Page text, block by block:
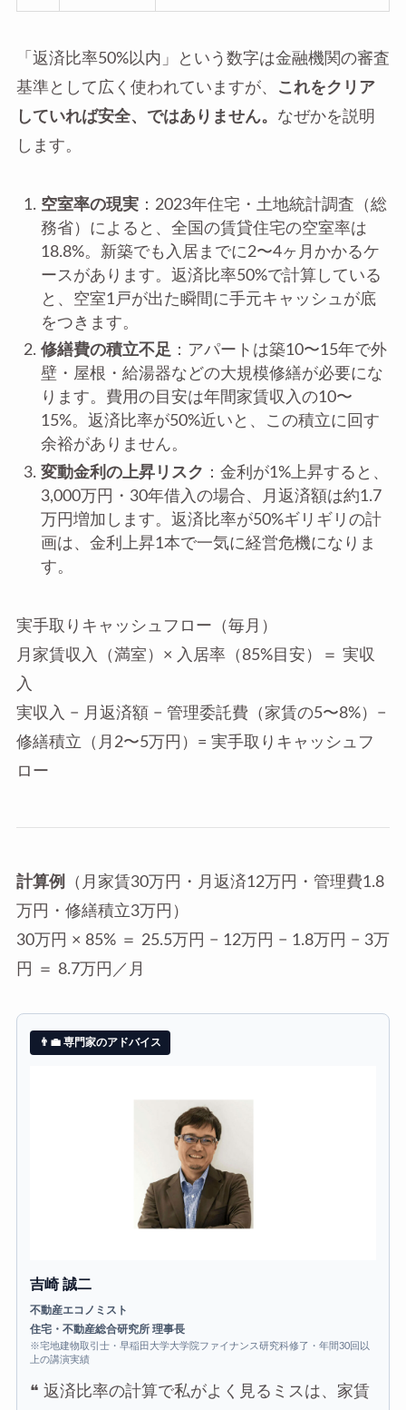
「返済比率50%以内」という数字は金融機関の審査
基準として広く使われていますが、
これをクリア
していれば安全、ではありません。 なぜかを説明
します。
空室率の現実：2023年住宅・土地統計調査（総
務省）によると、全国の賃貸住宅の空室率は
18.8%。新築でも入居までに2〜4ヶ月かかるケ
ースがあります。返済比率50%で計算している
と、空室1戸が出た瞬間に手元キャッシュが底
をつきます。
修繕費の積立不足：アパートは築10〜15年で外
壁・屋根・給湯器などの大規模修繕が必要にな
ります。費用の目安は年間家賃収入の10〜
15%。返済比率が50%近いと、この積立に回す
余裕がありません。
変動金利の上昇リスク ：金利が1%上昇すると、
3,000万円・30年借入の場合、月返済額は約1.7
万円増加します。返済比率が50%ギリギリの計
画は、金利上昇1本で一気に経営危機になりま
す。
実手取りキャッシュフロー（毎月）
月家賃収入（満室）× 入居率（85%目安）＝ 実収
入
実収入 − 月返済額 − 管理委託費（家賃の5〜8%）−
修繕積立（月2〜5万円）= 実手取りキャッシュフ
ロー
計算例
（月家賃30万円・月返済12万円・管理費1.8
万円・修繕積立3万円）
30万円 × 85% ＝ 25.5万円 − 12万円 − 1.8万円 − 3万
円 ＝ 8.7万円／月
👨‍💼 専門家のアドバイス
吉崎 誠二
不動産エコノミスト
住宅・不動産総合研究所 理事長
※宅地建物取引士・早稲田大学大学院ファイナンス研究科修了・年間30回以
上の講演実績
❝ 返済比率の計算で私がよく見るミスは、家賃